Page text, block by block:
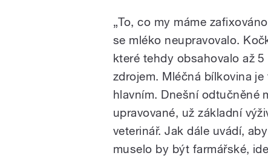
„To, co my máme
se mléko neupravovalo.
které tehdy obsahovalo až
zdrojem. Mléčná bílkovina
hlavním. Dnešní odtučněné
upravované, už základní
veterinář. Jak dále uvádí,
muselo by být farmářské,